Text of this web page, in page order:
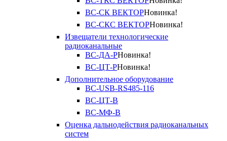
ВС-СК ВЕКТОРНовинка!
ВС-СКС ВЕКТОРНовинка!
Извещатели технологические
радиоканальные
ВС-ДА-РНовинка!
ВС-ЦТ-РНовинка!
Дополнительное оборудование
ВС-USB-RS485-116
ВС-ЦТ-В
ВС-МФ-В
Оценка дальнодействия радиоканальных
систем